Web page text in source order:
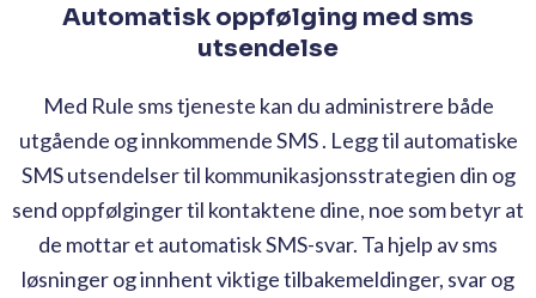
Automatisk oppfølging med sms
utsendelse
Med Rule sms tjeneste kan du administrere både
utgående og innkommende SMS . Legg til automatiske
SMS utsendelser til kommunikasjonsstrategien din og
send oppfølginger til kontaktene dine, noe som betyr at
de mottar et automatisk SMS-svar. Ta hjelp av sms
løsninger og innhent viktige tilbakemeldinger, svar og